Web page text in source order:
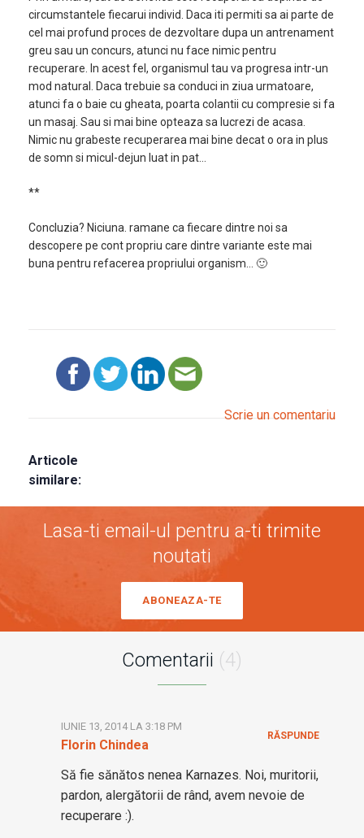
circumstantele fiecarui individ. Daca iti permiti sa ai parte de
cel mai profund proces de dezvoltare dupa un antrenament
greu sau un concurs, atunci nu face nimic pentru
recuperare. In acest fel, organismul tau va progresa intr-un
mod natural. Daca trebuie sa conduci in ziua urmatoare,
atunci fa o baie cu gheata, poarta colantii cu compresie si fa
un masaj. Sau si mai bine opteaza sa lucrezi de acasa.
Nimic nu grabeste recuperarea mai bine decat o ora in plus
de somn si micul-dejun luat in pat…
**
Concluzia? Niciuna. ramane ca fiecare dintre noi sa
descopere pe cont propriu care dintre variante este mai
buna pentru refacerea propriului organism… 🙂
Scrie un comentariu
Articole
similare:
Lasa-ti email-ul pentru a-ti trimite
noutati
ABONEAZA-TE
Comentarii (4)
Florin Chindea
IUNIE 13, 2014 LA 3:18 PM
Să fie sănătos nenea Karnazes. Noi, muritorii,
pardon, alergătorii de rând, avem nevoie de
recuperare :).
RĂSPUNDE